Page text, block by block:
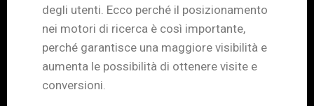
degli utenti. Ecco perché il posizionamento
nei motori di ricerca è così importante,
perché garantisce una maggiore visibilità e
aumenta le possibilità di ottenere visite e
conversioni.